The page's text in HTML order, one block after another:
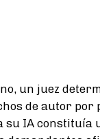
un juez
de autor por
su IA constituía